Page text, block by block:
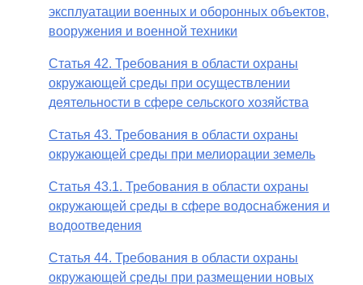
эксплуатации военных и оборонных объектов,
вооружения и военной техники
Статья 42. Требования в области охраны
окружающей среды при осуществлении
деятельности в сфере сельского хозяйства
Статья 43. Требования в области охраны
окружающей среды при мелиорации земель
Статья 43.1. Требования в области охраны
окружающей среды в сфере водоснабжения и
водоотведения
Статья 44. Требования в области охраны
окружающей среды при размещении новых